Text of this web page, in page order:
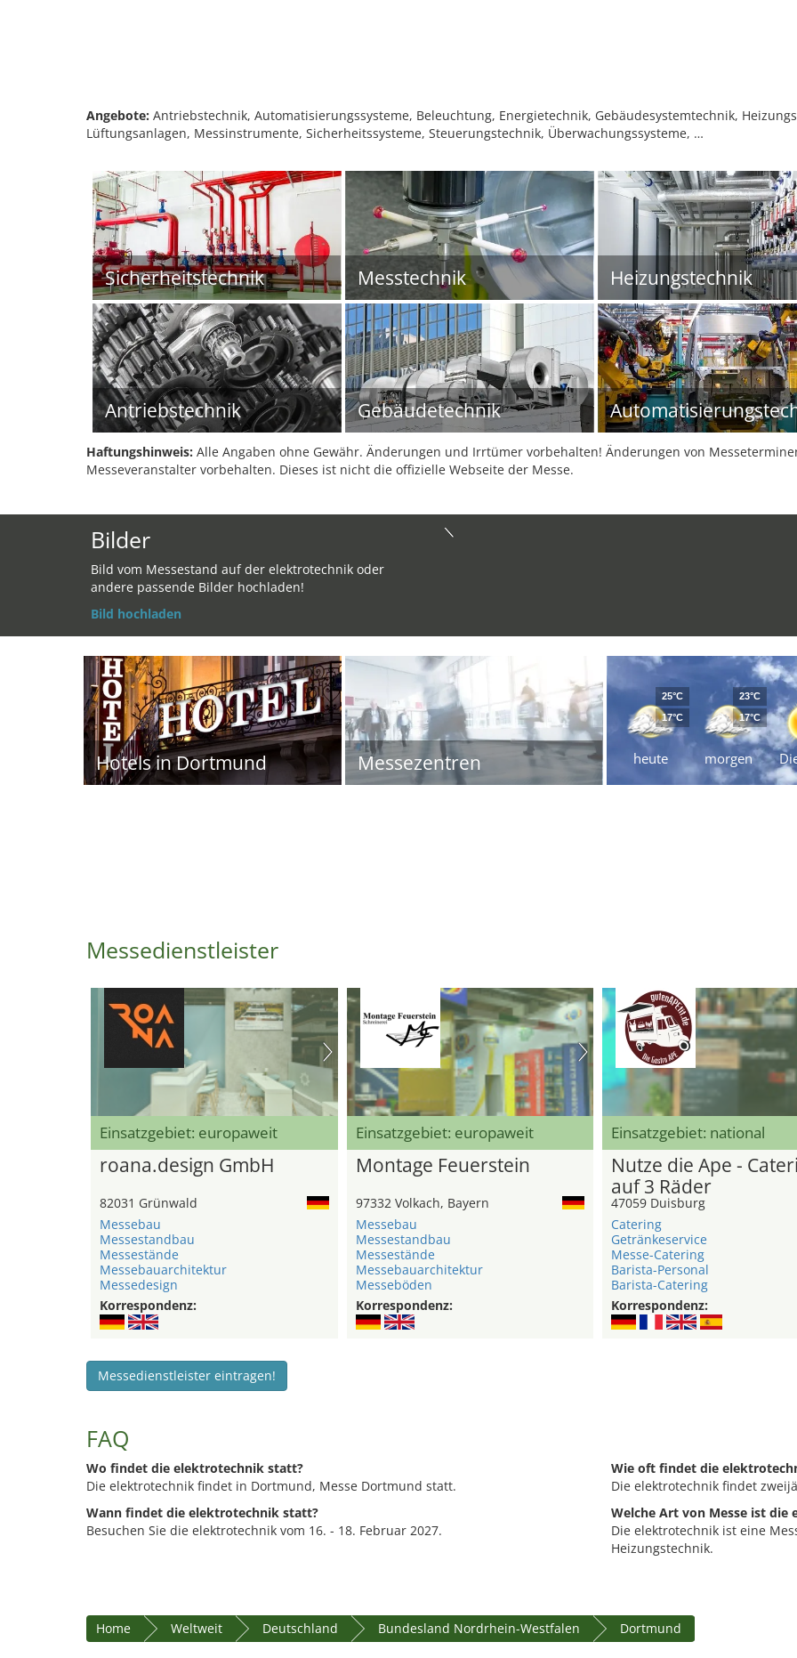
Angebote: Antriebstechnik, Automatisierungssysteme, Beleuchtung, Energietechnik, Gebäudesystemtechnik,
Lüftungsanlagen, Messinstrumente, Sicherheitssysteme, Steuerungstechnik, Überwachungssysteme, …
Sicherheitstechnik Messtechnik Heizungstechnik
Antriebstechnik Gebäudetechnik
Haftungshinweis: Alle Angaben ohne Gewähr. Änderungen und Irrtümer vorbehalten! Änderungen von
Messeveranstalter vorbehalten. Dieses ist nicht die offizielle Webseite der Messe.
Bilder
Bild vom Messestand auf der elektrotechnik oder
andere passende Bilder hochladen!
Bild hochladen
Hotels in Dortmund Messezentren heute
25°C
17°C
morgen
23°C
17°C
Messedienstleister
Einsatzgebiet: europaweit
roana.design GmbH
82031 Grünwald
Messebau
Messestandbau
Messestände
Messebauarchitektur
Messedesign
Korrespondenz:
Einsatzgebiet: europaweit
Montage Feuerstein
97332 Volkach, Bayern
Messebau
Messestandbau
Messestände
Messebauarchitektur
Messeböden
Korrespondenz:
Einsatzgebiet: national
Nutze die Ape -
auf 3 Räder
47059 Duisburg
Catering
Getränkeservice
Messe-Catering
Barista-Personal
Barista-Catering
Korrespondenz:
Messedienstleister eintragen!
FAQ
Wo findet die elektrotechnik statt?
Die elektrotechnik findet in Dortmund, Messe Dortmund statt.
Wann findet die elektrotechnik statt?
Besuchen Sie die elektrotechnik vom 16. - 18. Februar 2027.
Wie oft findet die
Die elektrotechnik findet
Welche Art von Messe ist die
Die elektrotechnik ist eine
Heizungstechnik.
Home Weltweit Deutschland Bundesland Nordrhein-Westfalen Dortmund